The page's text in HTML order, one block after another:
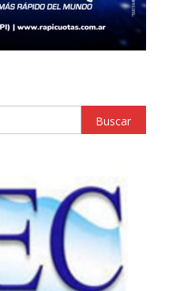
Buscar: